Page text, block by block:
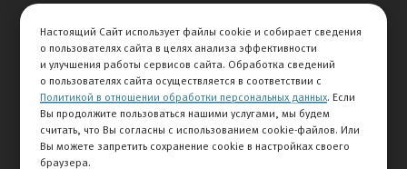
Продажа авто
Сервис
Дисконтная программа
Отзывы
Оставить отзыв
Настоящий Сайт использует файлы cookie и собирает сведения
о пользователях сайта в целях анализа эффективности
и улучшения работы сервисов сайта. Обработка сведений
о пользователях сайта осуществляется в соответствии с
Политикой в отношении обработки персональных данных. Если
Вы продолжите пользоваться нашими услугами, мы будем
считать, что Вы согласны с использованием cookie-файлов. Или
Вы можете запретить сохранение cookie в настройках своего
браузера.